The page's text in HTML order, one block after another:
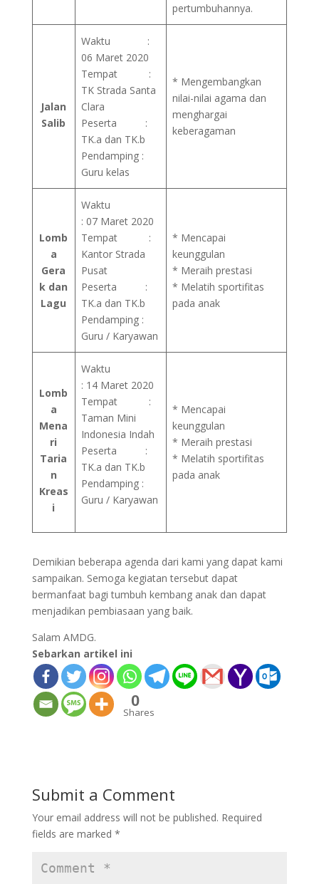
pertumbuhannya.
Jalan
Salib
Waktu :
06 Maret 2020
Tempat :
TK Strada Santa
Clara
Peserta :
TK.a dan TK.b
Pendamping :
Guru kelas
* Mengembangkan
nilai-nilai agama dan
menghargai
keberagaman
Lomb
a
Gera
k dan
Lagu
Waktu
: 07 Maret 2020
Tempat :
Kantor Strada
Pusat
Peserta :
TK.a dan TK.b
Pendamping :
Guru / Karyawan
* Mencapai
keunggulan
* Meraih prestasi
* Melatih sportifitas
pada anak
Lomb
a
Mena
ri
Taria
n
Kreas
i
Waktu
: 14 Maret 2020
Tempat :
Taman Mini
Indonesia Indah
Peserta :
TK.a dan TK.b
Pendamping :
Guru / Karyawan
* Mencapai
keunggulan
* Meraih prestasi
* Melatih sportifitas
pada anak
Demikian beberapa agenda dari kami yang dapat kami
sampaikan. Semoga kegiatan tersebut dapat
bermanfaat bagi tumbuh kembang anak dan dapat
menjadikan pembiasaan yang baik.
Salam AMDG.
Sebarkan artikel ini
0
Shares
Submit a Comment
Your email address will not be published. Required
fields are marked *